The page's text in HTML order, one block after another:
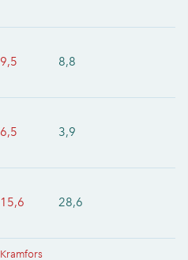
9,5 8,8
6,5 3,9
15,6 28,6
Kramfors